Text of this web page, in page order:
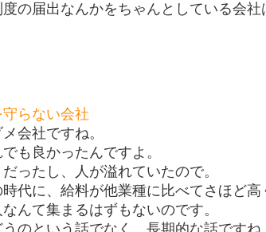
の届出なんかをちゃんとしている会
らない会社
会社ですね。
も良かったんですよ。
ったし、人が溢れていたので。
時代に、給料が他業種に比べてさほど
んて集まるはずもないのです。
のという話でなく、長期的な話ですね